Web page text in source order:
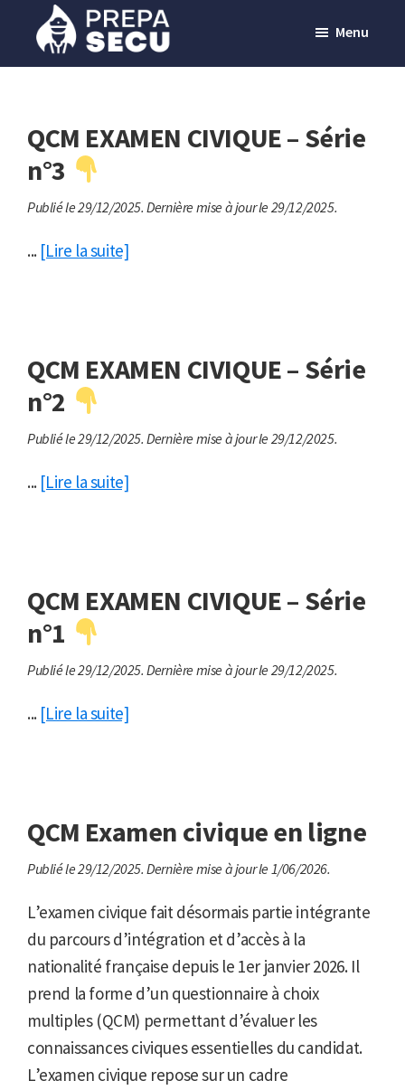
contenuPrepasecu
de
préparation
aux
métiers
de
la
Menu
QCM EXAMEN CIVIQUE – Série
n°3
Publié le 29/12/2025. Dernière mise à jour le 29/12/2025.
... [Lire la suite]
QCM EXAMEN CIVIQUE – Série
n°2
Publié le 29/12/2025. Dernière mise à jour le 29/12/2025.
... [Lire la suite]
QCM EXAMEN CIVIQUE – Série
n°1
Publié le 29/12/2025. Dernière mise à jour le 29/12/2025.
... [Lire la suite]
QCM Examen civique en ligne
Publié le 29/12/2025. Dernière mise à jour le 1/06/2026.
L’examen civique fait désormais partie intégrante
du parcours d’intégration et d’accès à la
nationalité française depuis le 1er janvier 2026. Il
prend la forme d’un questionnaire à choix
multiples (QCM) permettant d’évaluer les
connaissances civiques essentielles du candidat.
L’examen civique repose sur un cadre